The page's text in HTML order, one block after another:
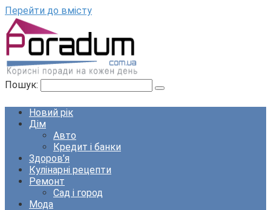
Перейти до вмісту
Пошук:
Новий рік
Дім
Авто
Кредит і банки
Здоров’я
Кулінарні рецепти
Ремонт
Сад і город
Мода